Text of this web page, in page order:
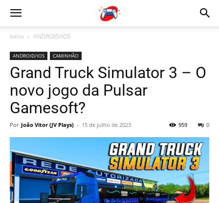
Início ANDROID/IOS
ANDROID/IOS CAMINHÃO
Grand Truck Simulator 3 – O
novo jogo da Pulsar
Gamesoft?
Por João Vitor (JV Plays) - 15 de julho de 2023 0
959